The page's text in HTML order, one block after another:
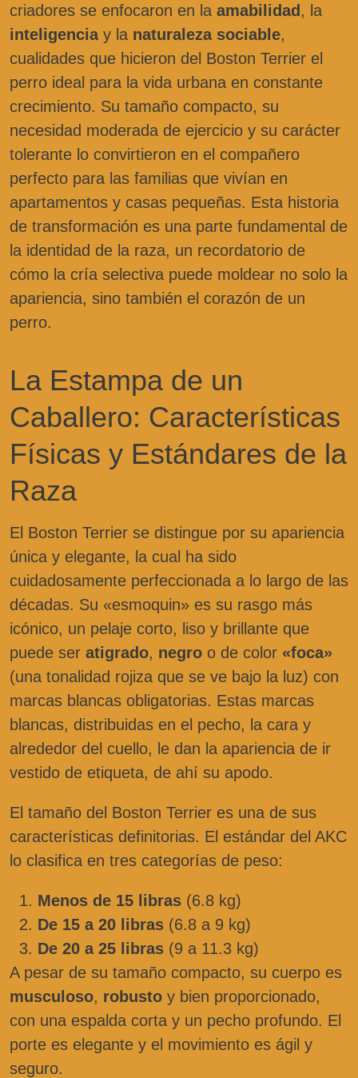
criadores se enfocaron en la amabilidad, la
inteligenciay la naturaleza sociable,
cualidades que hicieron del Boston Terrier el
perro ideal para la vida urbana en constante
crecimiento. Su tamaño compacto, su
necesidad moderada de ejercicio y su carácter
tolerante lo convirtieron en el compañero
perfecto para las familias que vivían en
apartamentos y casas pequeñas. Esta historia
de transformación es una parte fundamental de
la identidad de la raza, un recordatorio de
cómo la cría selectiva puede moldear no solo la
apariencia, sino también el corazón de un
perro.
La Estampa de un
Caballero: Características
Físicas y Estándares de la
Raza
El Boston Terrier se distingue por su apariencia
única y elegante, la cual ha sido
cuidadosamente perfeccionada a lo largo de las
décadas. Su «esmoquin» es su rasgo más
icónico, un pelaje corto, liso y brillante que
puede ser atigrado, negro o de color «foca»
(una tonalidad rojiza que se ve bajo la luz) con
marcas blancas obligatorias. Estas marcas
blancas, distribuidas en el pecho, la cara y
alrededor del cuello, le dan la apariencia de ir
vestido de etiqueta, de ahí su apodo.
El tamaño del Boston Terrier es una de sus
características definitorias. El estándar del AKC
lo clasifica en tres categorías de peso:
Menos de 15 libras (6.8 kg)
De 15 a 20 libras (6.8 a 9 kg)
De 20 a 25 libras (9 a 11.3 kg)
A pesar de su tamaño compacto, su cuerpo es
musculoso, robusto y bien proporcionado,
con una espalda corta y un pecho profundo. El
porte es elegante y el movimiento es ágil y
seguro.